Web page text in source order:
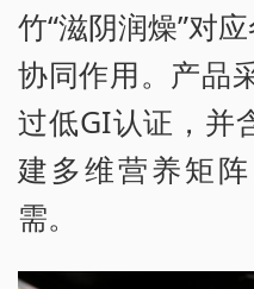
竹“滋阴润燥”对
协同作用。产品
过低GI认证，并
建多维营养矩
需。